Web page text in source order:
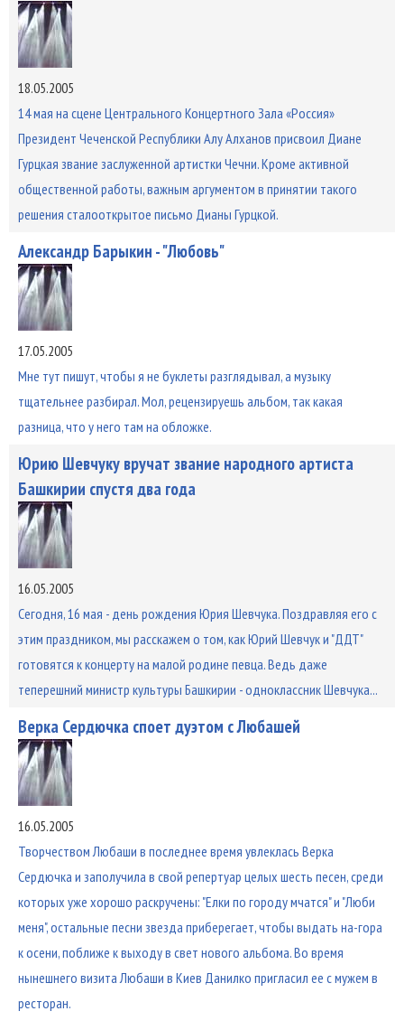
18.05.2005
14 мая на сцене Центрального Концертного Зала «Россия»
Президент Чеченской Республики Алу Алханов присвоил Диане
Гурцкая звание заслуженной артистки Чечни. Кроме активной
общественной работы, важным аргументом в принятии такого
решения сталооткрытое письмо Дианы Гурцкой.
Александр Барыкин - "Любовь"
17.05.2005
Мне тут пишут, чтобы я не буклеты разглядывал, а музыку
тщательнее разбирал. Мол, рецензируешь альбом, так какая
разница, что у него там на обложке.
Юрию Шевчуку вручат звание народного артиста
Башкирии спустя два года
16.05.2005
Сегодня, 16 мая - день рождения Юрия Шевчука. Поздравляя его с
этим праздником, мы расскажем о том, как Юрий Шевчук и "ДДТ"
готовятся к концерту на малой родине певца. Ведь даже
теперешний министр культуры Башкирии - одноклассник Шевчука...
Верка Сердючка споет дуэтом с Любашей
16.05.2005
Творчеством Любаши в последнее время увлеклась Верка
Сердючка и заполучила в свой репертуар целых шесть песен, среди
которых уже хорошо раскручены: "Елки по городу мчатся" и "Люби
меня", остальные песни звезда приберегает, чтобы выдать на-гора
к осени, поближе к выходу в свет нового альбома. Во время
нынешнего визита Любаши в Киев Данилко пригласил ее с мужем в
ресторан.